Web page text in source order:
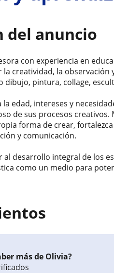
del anuncio
con experiencia en
creatividad, la observación
dibujo, pintura, collage,
la edad, intereses y
de sus procesos creativos.
forma de crear,
y comunicación.
desarrollo integral de los
como un medio para
más de Olivia?